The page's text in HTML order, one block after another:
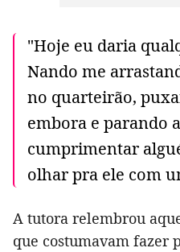
"Hoje eu daria
Nando me
no quarteirão,
embora e parando
cumprimentar
olhar pra ele com
A tutora relembrou
que costumavam fazer